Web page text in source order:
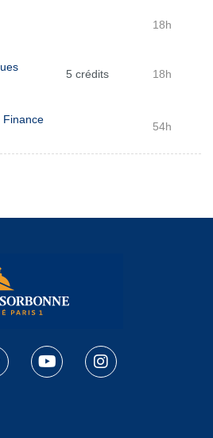
18h
5 crédits 18h
Finance
54h